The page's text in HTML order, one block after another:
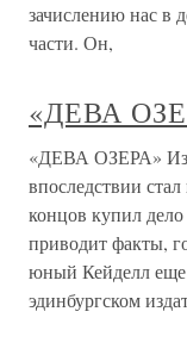
зачислению нас в
части. Он,
«ДЕВА
«ДЕВА ОЗЕРА»
впоследствии
концов купил дело
приводит факты,
юный Кейделл еще
эдинбургском